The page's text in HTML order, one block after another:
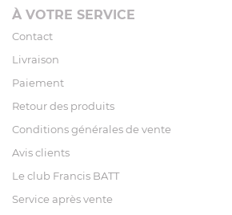
À VOTRE SERVICE
Contact
Livraison
Paiement
Retour des produits
Conditions générales de vente
Avis clients
Le club Francis BATT
Service après vente